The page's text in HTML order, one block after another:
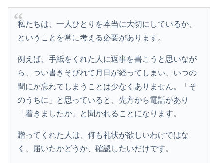
私たちは、一人ひとりを本当に大切にしているか、
ということを常に考える必要があります。
例えば、手紙をくれた人に返事を書こうと思いなが
ら、つい書きそびれて月日が経ってしまい、いつの
間にか忘れてしまうことは少なくありません。「そ
のうちに」と思っていると、先方から電話があり
「着きましたか」と聞かれることになります。
贈ってくれた人は、何も礼状が欲しいわけではな
く、届いたかどうか、確認したいだけです。